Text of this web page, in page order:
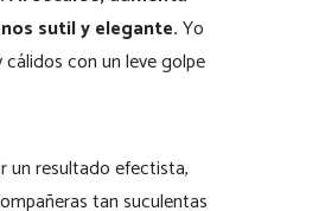
sutil y elegante.Yo
con un leve golpe
un resultado efectista,
tan suculentas